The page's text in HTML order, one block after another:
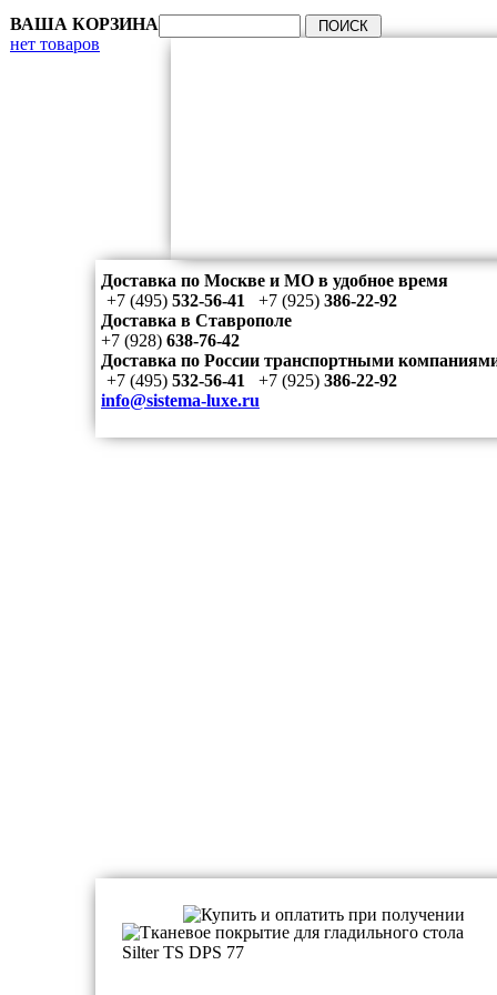
ВАША КОРЗИНА
нет товаров
Доставка по Москве и МО в удобное время
+7 (495) 532-56-41 +7 (925) 386-22-92
Доставка в Ставрополе
+7 (928) 638-76-42
Доставка по России транспортными
+7 (495) 532-56-41 +7 (925) 386-22-92
info@sistema-luxe.ru